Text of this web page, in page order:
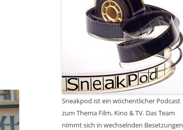
Sneakpod ist ein wöchentlicher Podcast
zum Thema Film, Kino & TV. Das Team
nimmt sich in wechselnden Besetzungen